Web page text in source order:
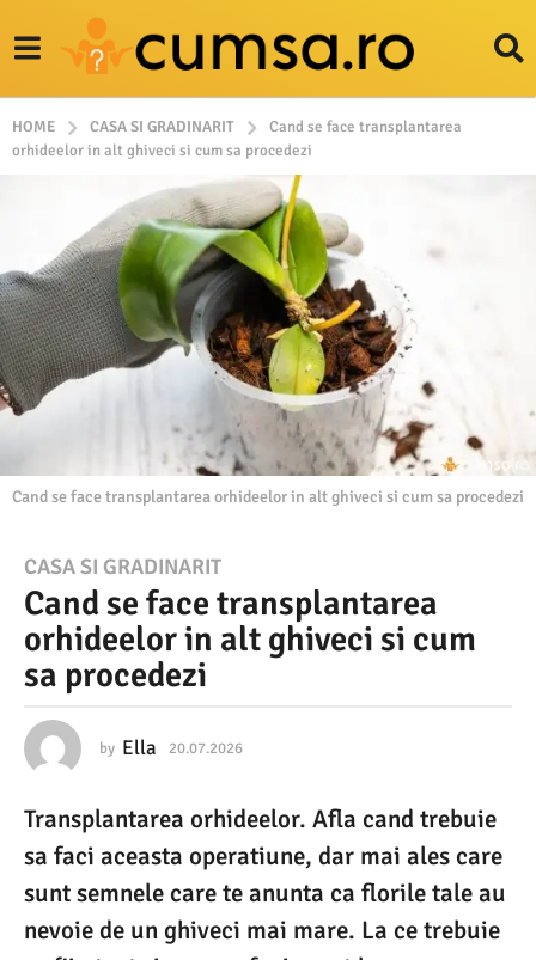
HOME CASA SI GRADINARIT
Cand se face transplantarea
orhideelor in alt ghiveci si cum sa procedezi
Cand se face transplantarea orhideelor in alt ghiveci si cum sa procedezi
2
0
.
0
.
0
2
6
2
CASA SI GRADINARIT
Cand se face transplantarea
orhideelor in alt ghiveci si cum
sa procedezi
by Ella 20.07.2026
0
.
0
2
Transplantarea orhideelor. Afla cand trebuie
sa faci aceasta operatiune, dar mai ales care
sunt semnele care te anunta ca florile tale au
nevoie de un ghiveci mai mare. La ce trebuie